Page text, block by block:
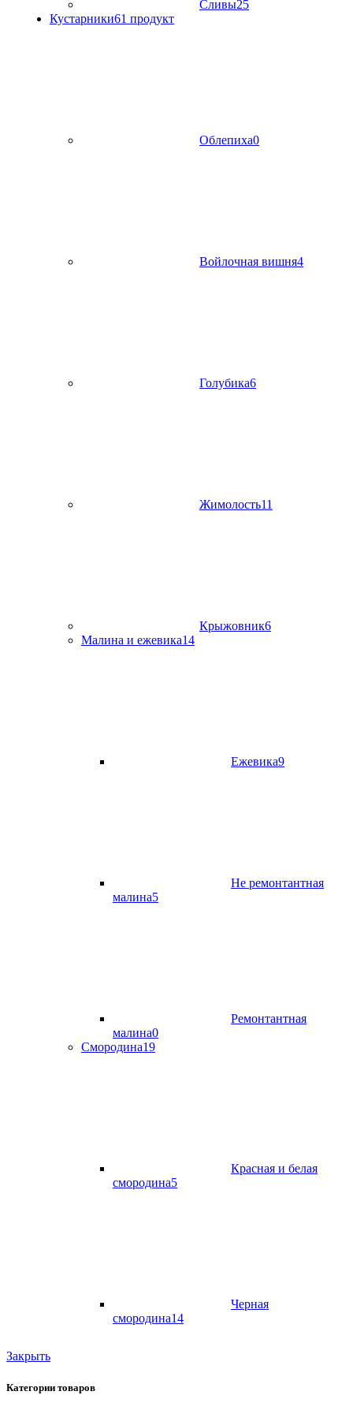
Сливы25
Кустарники61 продукт
Облепиха0
Войлочная вишня4
Голубика6
Жимолость11
Крыжовник6
Малина и ежевика14
Ежевика9
Не ремонтантная
малина5
Ремонтантная
малина0
Смородина19
Красная и белая
смородина5
Черная
смородина14
Закрыть
Категории товаров